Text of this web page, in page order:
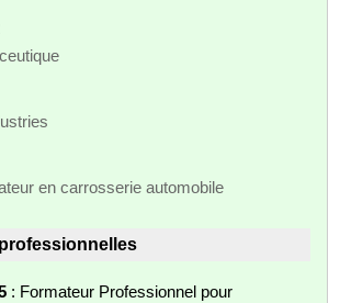
en carrosserie automobile
: Formateur Professionnel pour